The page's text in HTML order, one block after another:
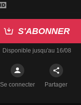
S'ABONNER
Disponible jusqu'au 16/08
Se connecter Partager